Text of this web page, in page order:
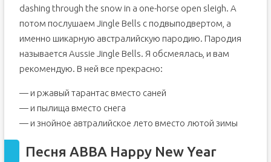
dashing through the snow in a one-horse open sleigh. А
потом послушаем Jingle Bells с подвыподвертом, а
именно шикарную австралийскую пародию. Пародия
называется Aussie Jingle Bells. Я обсмеялась, и вам
рекомендую. В ней все прекрасно:
— и ржавый тарантас вместо саней
— и пылища вместо снега
— и знойное автралийское лето вместо лютой зимы
Песня ABBA Happy New Year